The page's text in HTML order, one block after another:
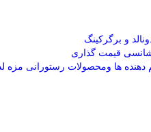
و برگرکینگ
قیمت گذاری